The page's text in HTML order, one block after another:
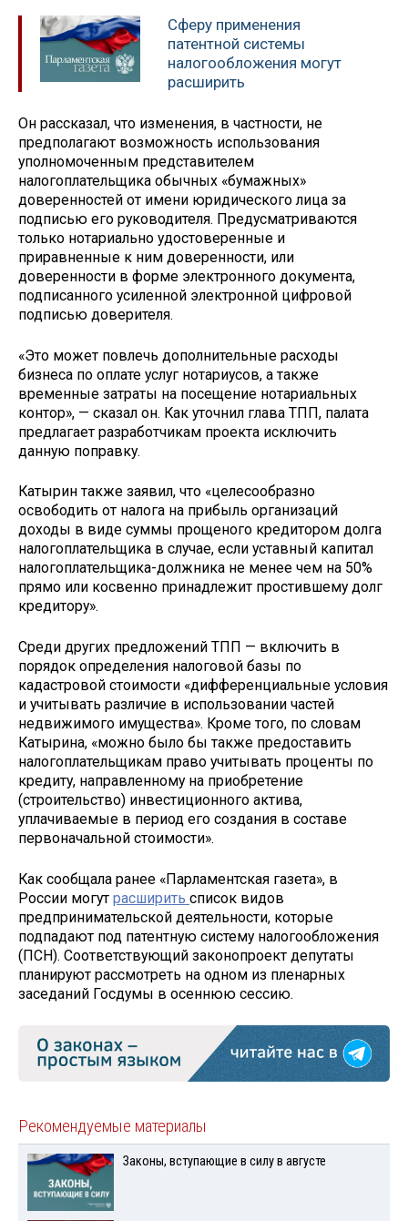
Сферу применения
патентной системы
налогообложения могут
расширить
Он рассказал, что изменения, в частности, не
предполагают возможность использования
уполномоченным представителем
налогоплательщика обычных «бумажных»
доверенностей от имени юридического лица за
подписью его руководителя. Предусматриваются
только нотариально удостоверенные и
приравненные к ним доверенности, или
доверенности в форме электронного документа,
подписанного усиленной электронной цифровой
подписью доверителя.
«Это может повлечь дополнительные расходы
бизнеса по оплате услуг нотариусов, а также
временные затраты на посещение нотариальных
контор», — сказал он. Как уточнил глава ТПП, палата
предлагает разработчикам проекта исключить
данную поправку.
Катырин также заявил, что «целесообразно
освободить от налога на прибыль организаций
доходы в виде суммы прощеного кредитором долга
налогоплательщика в случае, если уставный капитал
налогоплательщика-должника не менее чем на 50%
прямо или косвенно принадлежит простившему долг
кредитору».
Среди других предложений ТПП — включить в
порядок определения налоговой базы по
кадастровой стоимости «дифференциальные условия
и учитывать различие в использовании частей
недвижимого имущества». Кроме того, по словам
Катырина, «можно было бы также предоставить
налогоплательщикам право учитывать проценты по
кредиту, направленному на приобретение
(строительство) инвестиционного актива,
уплачиваемые в период его создания в составе
первоначальной стоимости».
Как сообщала ранее «Парламентская газета», в
России могут расширить список видов
предпринимательской деятельности, которые
подпадают под патентную систему налогообложения
(ПСН). Соответствующий законопроект депутаты
планируют рассмотреть на одном из пленарных
заседаний Госдумы в осеннюю сессию.
Рекомендуемые материалы
Законы, вступающие в силу в августе